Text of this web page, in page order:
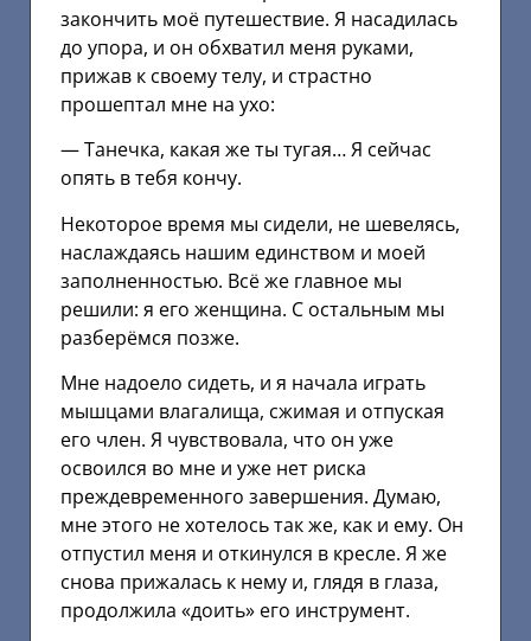
закончить моё путешествие. Я насадилась
до упора, и он обхватил меня руками,
прижав к своему телу, и страстно
прошептал мне на ухо:
— Танечка, какая же ты тугая… Я сейчас
опять в тебя кончу.
Некоторое время мы сидели, не шевелясь,
наслаждаясь нашим единством и моей
заполненностью. Всё же главное мы
решили: я его женщина. С остальным мы
разберёмся позже.
Мне надоело сидеть, и я начала играть
мышцами влагалища, сжимая и отпуская
его член. Я чувствовала, что он уже
освоился во мне и уже нет риска
преждевременного завершения. Думаю,
мне этого не хотелось так же, как и ему. Он
отпустил меня и откинулся в кресле. Я же
снова прижалась к нему и, глядя в глаза,
продолжила «доить» его инструмент.